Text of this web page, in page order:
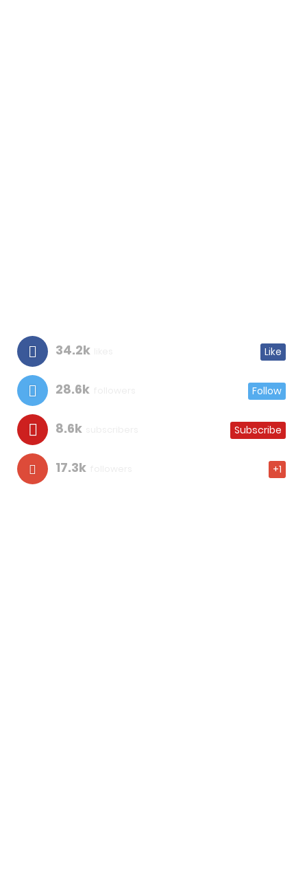
34.2k Like
28.6k Follow
8.6k Subscribe
17.3k +1